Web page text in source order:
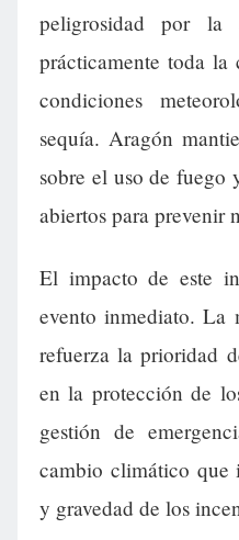
peligrosidad por la
prácticamente toda
condiciones
sequía. Aragón
sobre el uso de fuego
abiertos para prevenir
El impacto de este
evento inmediato. La
refuerza la prioridad
en la protección de
gestión de
cambio climático que
y gravedad de los